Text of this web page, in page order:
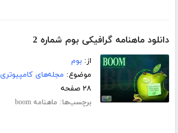
دانلود ماهنامه گرافیکی بوم شماره 2
از:بوم
موضوع: مجله‌های کامپیوتری
۲۸ صفحه
برچسب‌ها: ماهنامه boom